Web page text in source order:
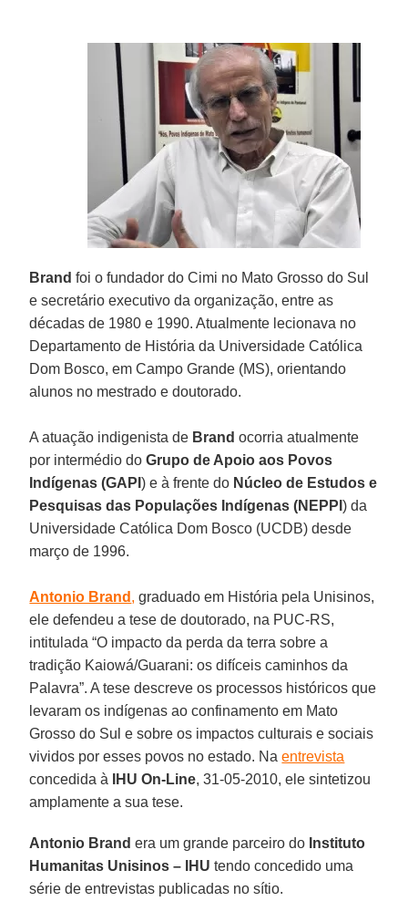
Brandfoi o fundador do Cimi no Mato Grosso do Sul
e secretário executivo da organização, entre as
décadas de 1980 e 1990. Atualmente lecionava no
Departamento de História da Universidade Católica
Dom Bosco, em Campo Grande (MS), orientando
alunos no mestrado e doutorado.
A atuação indigenista de Brandocorria atualmente
por intermédio doGrupo de Apoio aos Povos
Indígenas (GAPI) e à frente do Núcleo de Estudos e
Pesquisas das Populações Indígenas (NEPPI) da
Universidade Católica Dom Bosco (UCDB) desde
março de 1996.
Antonio Brand , graduado em História pela Unisinos,
ele defendeu a tese de doutorado, na PUC-RS,
intitulada “O impacto da perda da terra sobre a
tradição Kaiowá/Guarani: os difíceis caminhos da
Palavra”. A tese descreve os processos históricos que
levaram os indígenas ao confinamento em Mato
Grosso do Sul e sobre os impactos culturais e sociais
vividos por esses povos no estado. Naentrevista
concedida à
IHU On-Line, 31-05-2010, ele sintetizou
amplamente a sua tese.
Antonio Brandera um grande parceiro do Instituto
Humanitas Unisinos – IHU tendo concedido uma
série de entrevistas publicadas no sítio.